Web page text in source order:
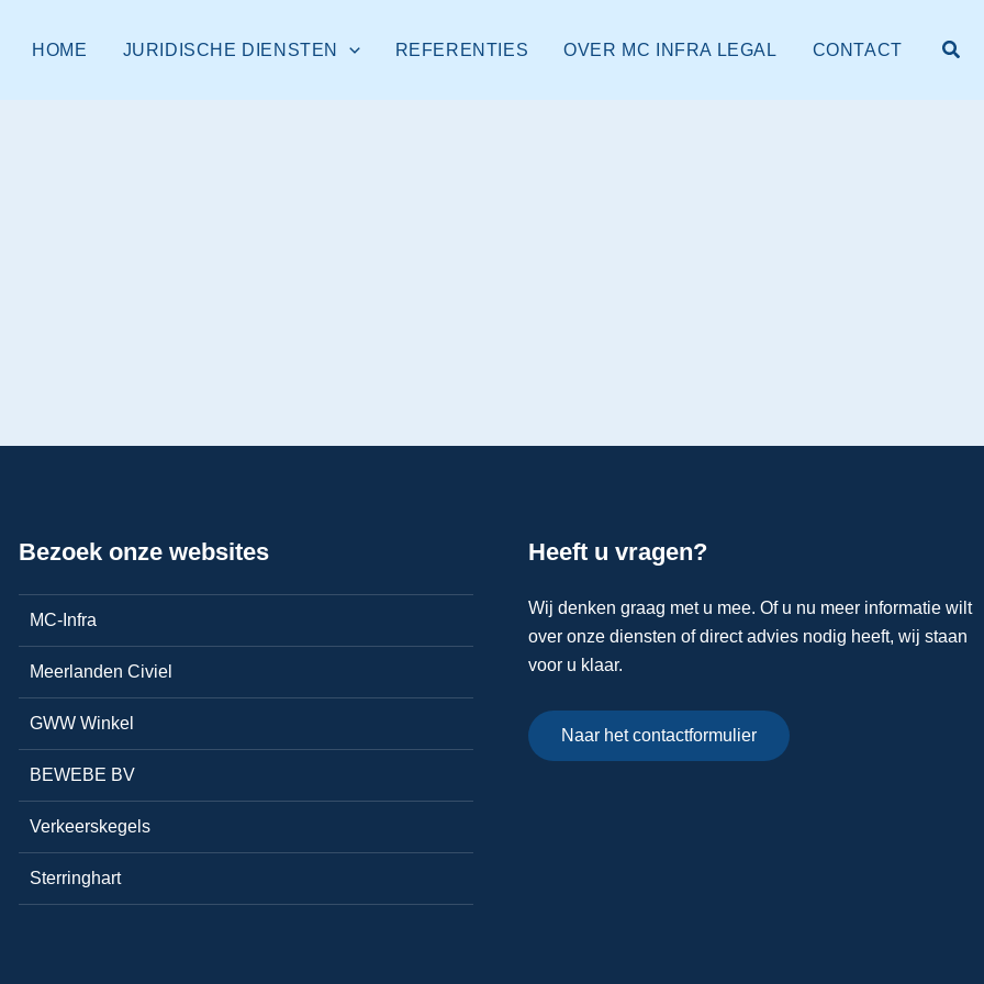
HOME JURIDISCHE DIENSTEN REFERENTIES OVER MC INFRA LEGAL CONTACT
Bezoek onze websites
MC-Infra
Meerlanden Civiel
GWW Winkel
BEWEBE BV
Verkeerskegels
Sterringhart
Heeft u vragen?
Wij denken graag met u mee. Of u nu meer informatie wilt
over onze diensten of direct advies nodig heeft, wij staan
voor u klaar.
Naar het contactformulier